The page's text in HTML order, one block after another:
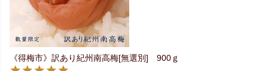
《得梅市》訳あり紀州南高梅[無選別] 900ｇ